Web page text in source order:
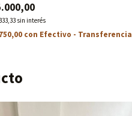
sin interés
con Efectivo - Transferencia